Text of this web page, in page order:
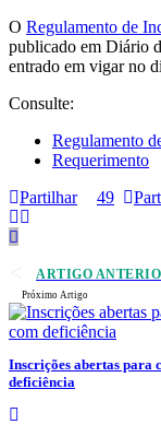
O Regulamento de
publicado em Diário
entrado em vigar no
Consulte:
Regulamento
Requerimento
Partilhar
49
ARTIGO
Próximo Artigo
Inscrições abertas para
deficiência